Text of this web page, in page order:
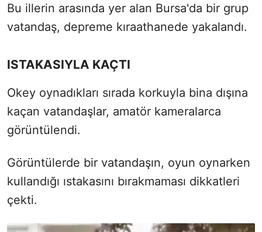
Bu illerin arasında yer alan Bursa'da bir grup
vatandaş, depreme kıraathanede yakalandı.
ISTAKASIYLA KAÇTI
Okey oynadıkları sırada korkuyla bina dışına
kaçan vatandaşlar, amatör kameralarca
görüntülendi.
Görüntülerde bir vatandaşın, oyun oynarken
kullandığı ıstakasını bırakmaması dikkatleri
çekti.